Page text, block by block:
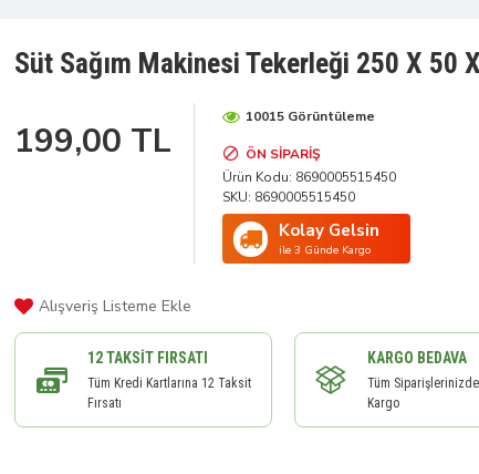
Süt Sağım Makinesi Tekerleği 250 X 50
199,00 TL
ÖN SIPARIŞ
Ürün Kodu: 8690005515450
SKU: 8690005515450
Kolay Gelsin
ile 3 Günde Kargo
10015 Görüntüleme
Alışveriş Listeme Ekle
12 TAKSIT FIRSATI
Tüm Kredi Kartlarına 12 Taksit
Fırsatı
KARGO BEDAVA
Tüm
Kargo